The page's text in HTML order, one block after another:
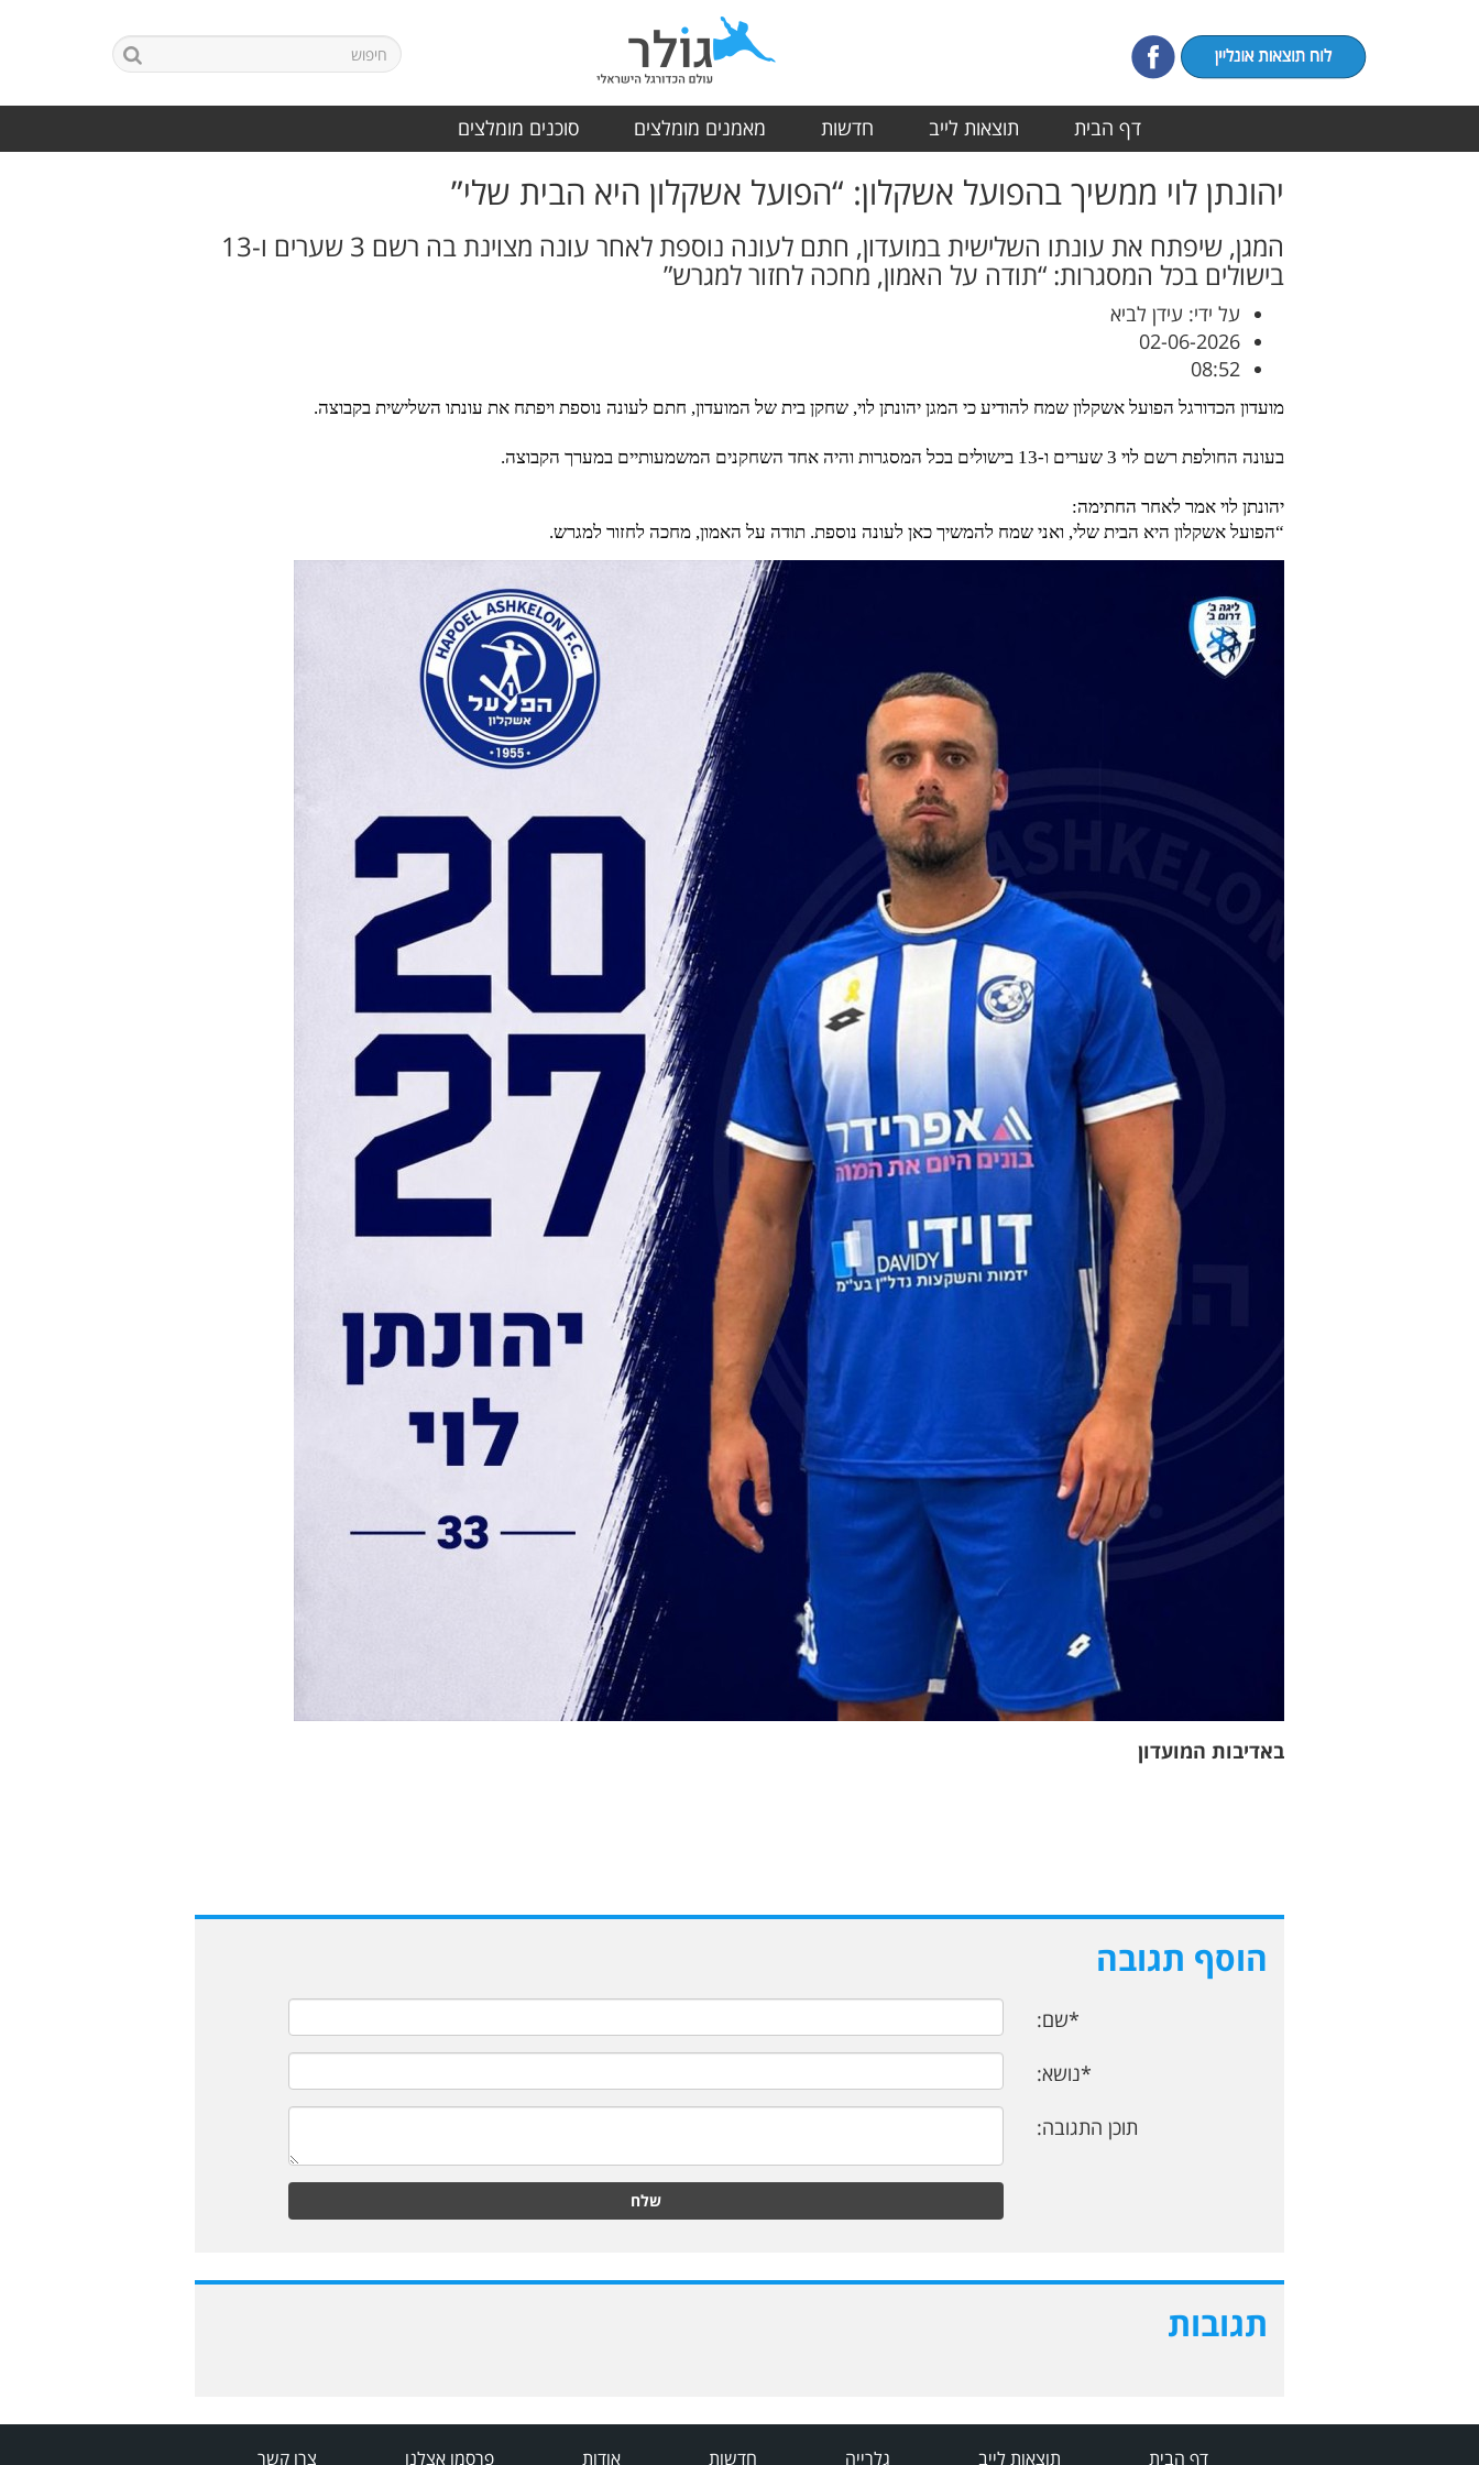
דף הבית תוצאות לייב חדשות מאמנים מומלצים סוכנים מומלצים
יהונתן לוי ממשיך בהפועל אשקלון: “הפועל אשקלון היא הבית שלי”
המגן, שיפתח את עונתו השלישית במועדון, חתם לעונה נוספת לאחר עונה מצוינת בה רשם 3 שערים ו-13
בישולים בכל המסגרות: “תודה על האמון, מחכה לחזור למגרש”
על ידי: עידן לביא
02-06-2026
08:52
מועדון הכדורגל הפועל אשקלון שמח להודיע כי המגן יהונתן לוי, שחקן בית של המועדון, חתם לעונה נוספת ויפתח את עונתו השלישית בקבוצה.
בעונה החולפת רשם לוי 3 שערים ו-13 בישולים בכל המסגרות והיה אחד השחקנים המשמעותיים במערך הקבוצה.
יהונתן לוי אמר לאחר החתימה:
“הפועל אשקלון היא הבית שלי, ואני שמח להמשיך כאן לעונה נוספת. תודה על האמון, מחכה לחזור למגרש.
באדיבות המועדון
הוסף תגובה
*שם:
*נושא:
תוכן התגובה:
שלח
תגובות
דף הבית תוצאות לייב גלרייה חדשות אודות פרסמו אצלנו צרו קשר